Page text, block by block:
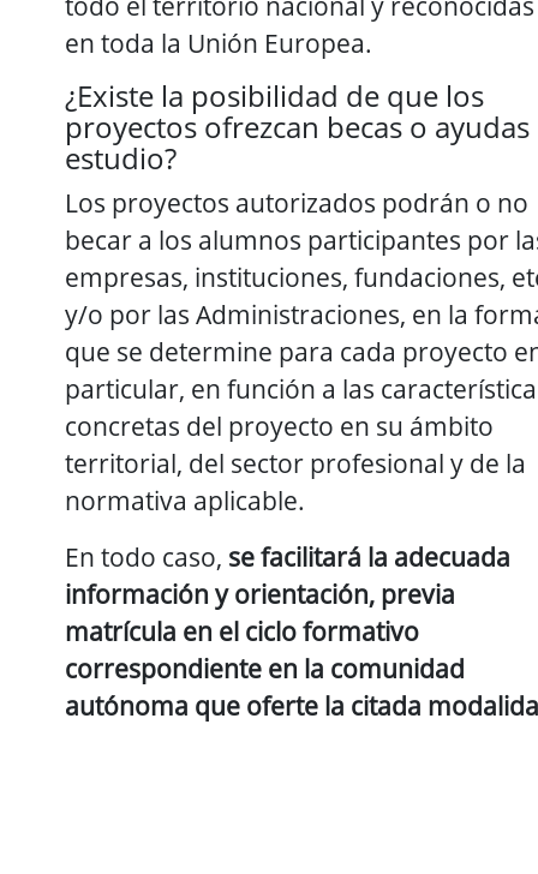
en toda la Unión Europea.
¿Existe la posibilidad de que los
proyectos ofrezcan becas o ayudas
estudio?
Los proyectos autorizados podrán o no
becar a los alumnos participantes por
empresas, instituciones, fundaciones,
y/o por las Administraciones, en la
que se determine para cada proyecto
particular, en función a las
concretas del proyecto en su ámbito
territorial, del sector profesional y de la
normativa aplicable.
En todo caso, se facilitará la adecuada
información y orientación, previa
matrícula en el ciclo formativo
correspondiente en la comunidad
autónoma que oferte la citada